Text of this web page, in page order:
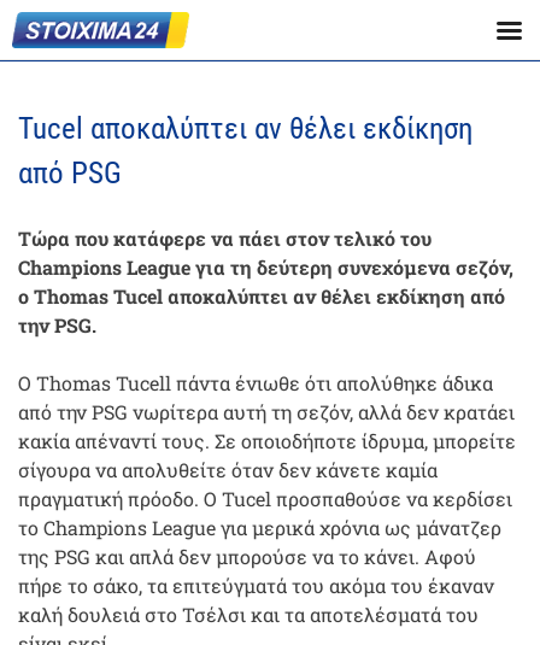
Tucel αποκαλύπτει αν θέλει εκδίκηση
από PSG
Τώρα που κατάφερε να πάει στον τελικό του
Champions League για τη δεύτερη συνεχόμενα σεζόν,
ο Thomas Tucel αποκαλύπτει αν θέλει εκδίκηση από
την PSG.
Ο Thomas Tucell πάντα ένιωθε ότι απολύθηκε άδικα
από την PSG νωρίτερα αυτή τη σεζόν, αλλά δεν κρατάει
κακία απέναντί τους. Σε οποιοδήποτε ίδρυμα, μπορείτε
σίγουρα να απολυθείτε όταν δεν κάνετε καμία
πραγματική πρόοδο. Ο Tucel προσπαθούσε να κερδίσει
το Champions League για μερικά χρόνια ως μάνατζερ
της PSG και απλά δεν μπορούσε να το κάνει. Αφού
πήρε το σάκο, τα επιτεύγματά του ακόμα του έκαναν
καλή δουλειά στο Τσέλσι και τα αποτελέσματά του